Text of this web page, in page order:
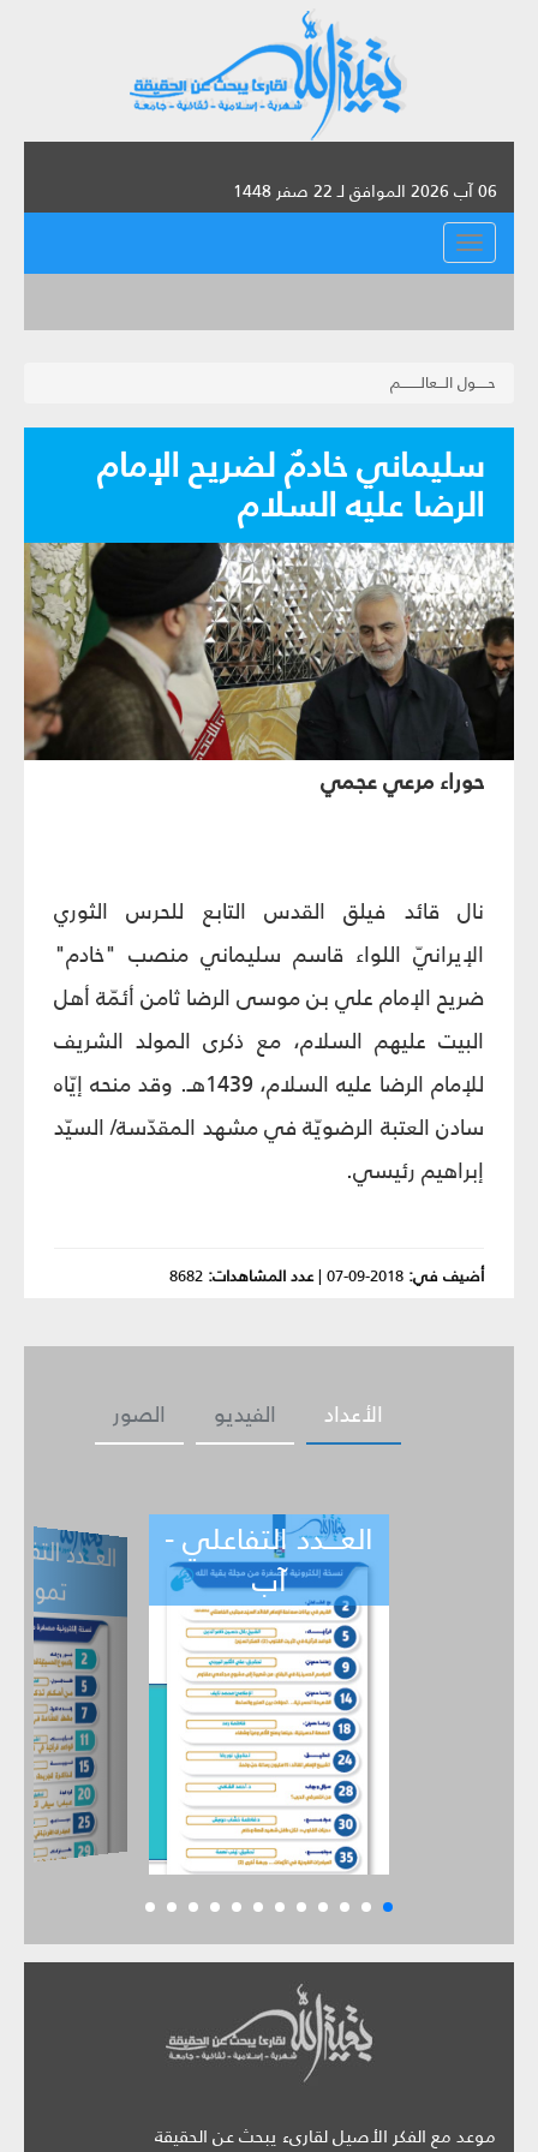
06 آب 2026 الموافق لـ 22 صفر 1448
القائمة
حـــــول الـــعالــــــــم
سليماني خادمٌ لضريح الإمام
الرضا عليه السلام
حوراء مرعي عجمي
نال قائد فيلق القدس التابع للحرس الثوري
الإيرانيّ اللواء قاسم سليماني منصب "خادم"
ضريح الإمام علي بن موسى الرضا ثامن أئمّة أهل
البيت عليهم السلام، مع ذكرى المولد الشريف
للإمام الرضا عليه السلام، 1439هـ. وقد منحه إيّاه
سادن العتبة الرضويّة في مشهد المقدّسة/ السيّد
إبراهيم رئيسي.
أضيف في: 2018-09-07
|عدد المشاهدات: 8682
الصور الفيديو الأعداد
العـــدد التفاعلي - العـــدد التفاعلي -
تموز
موعد مع الفكر الأصيل لقارىء يبحث عن الحقيقة